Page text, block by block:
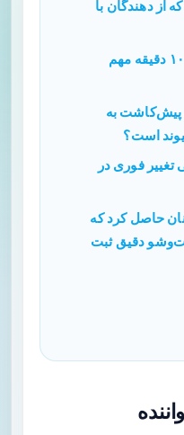
از دهندگان با
۲. AWIT چیست و چرا ۱۰ دقیقه مهم
پیش‌کاشت به
است؟
تغییر فوری در
حاصل کرد که
دقیق ثبت